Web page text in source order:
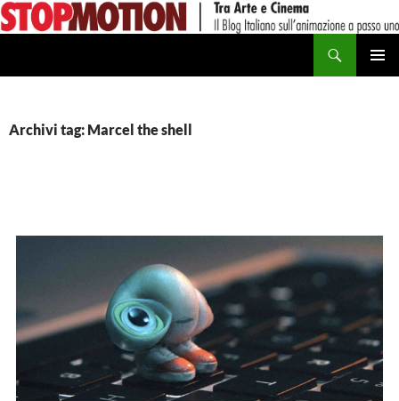
Vai
al
Archivi tag: Marcel the shell